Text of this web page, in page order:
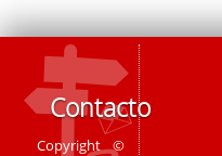
Contacto
Copyright ©